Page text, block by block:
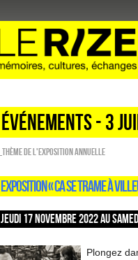
Événements - 3
_Thème de l'exposition annuelle
EXPOSITION « CA SE TRAME À
JEUDI 17 NOVEMBRE 2022 AU
Plongez